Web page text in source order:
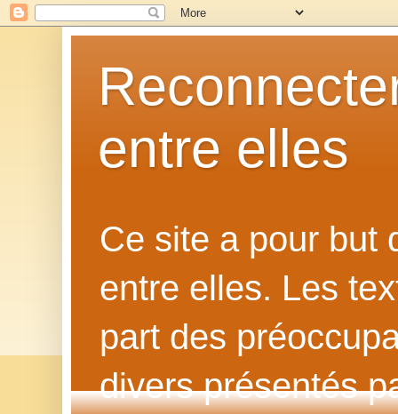
entre elles
Ce site a pour but
entre elles. Les
part des
divers présentés